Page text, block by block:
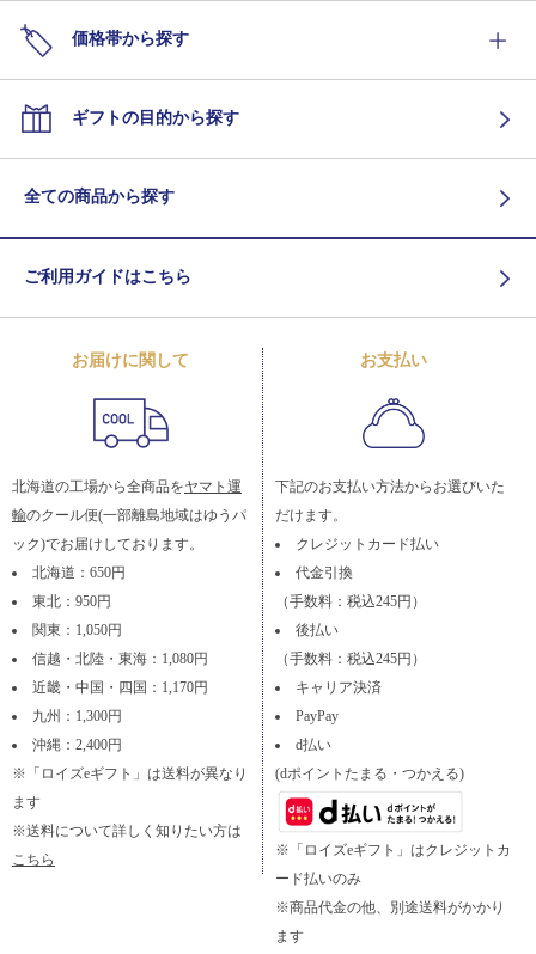
価格帯から探す
ギフトの目的から探す
全ての商品から探す
ご利用ガイドはこちら
お届けに関して
北海道の工場から全商品をヤマト運
輸のクール便(一部離島地域はゆうパ
ック)でお届けしております。
北海道：650円
東北：950円
関東：1,050円
信越・北陸・東海：1,080円
近畿・中国・四国：1,170円
九州：1,300円
沖縄：2,400円
※「ロイズeギフト」は送料が異なり
ます
※送料について詳しく知りたい方は
こちら
お支払い
下記のお支払い方法からお選びいた
だけます。
クレジットカード払い
代金引換
（手数料：税込245円）
後払い
（手数料：税込245円）
キャリア決済
PayPay
d払い
(dポイントたまる・つかえる)
※「ロイズeギフト」はクレジットカ
ード払いのみ
※商品代金の他、別途送料がかかり
ます